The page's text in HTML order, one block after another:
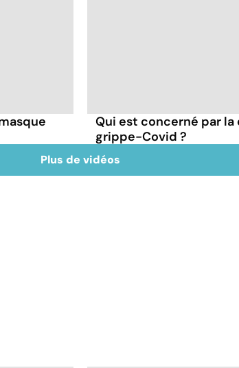
Qui est concerné par
grippe-Covid ?
Plus de vidéos